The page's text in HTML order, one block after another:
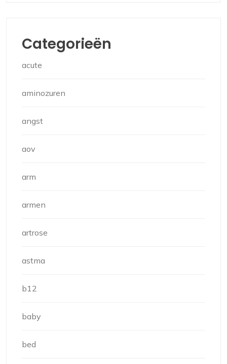
Categorieën
acute
aminozuren
angst
aov
arm
armen
artrose
astma
b12
baby
bed